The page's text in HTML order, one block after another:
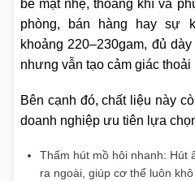
bề mặt nhẹ, thoáng khí và
phòng, bán hàng hay sự
khoảng 220–230gam, đủ
nhưng vẫn tạo cảm giác thoải
Bên cạnh đó, chất liệu này
doanh nghiệp ưu tiên lựa
Thấm hút mồ hôi nhanh: Hút
ra ngoài, giúp cơ thể luôn khô